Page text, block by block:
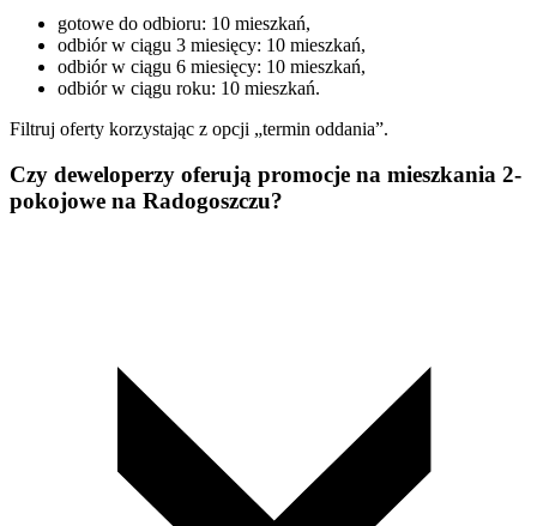
gotowe do odbioru: 10 mieszkań,
odbiór w ciągu 3 miesięcy: 10 mieszkań,
odbiór w ciągu 6 miesięcy: 10 mieszkań,
odbiór w ciągu roku: 10 mieszkań.
Filtruj oferty korzystając z opcji „termin oddania”.
Czy deweloperzy oferują promocje na mieszkania 2-
pokojowe na Radogoszczu?